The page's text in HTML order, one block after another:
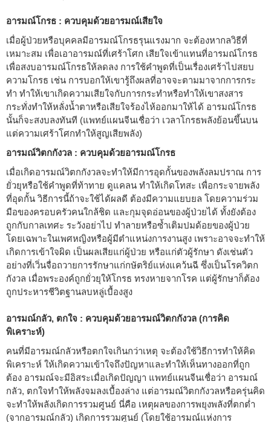
อารมณ์โกรธ : ควบคุมด้วยอารมณ์เสียใจ
เมื่อผู้ป่วยหรือบุคคลมีอารมณ์โกรธรุนแรงมาก จะต้องหากลวิธีที่
เหมาะสม เพื่อเอาอารมณ์ที่เศร้าโศก เสียใจเข้าแทนที่อารมณ์โกรธ
เพื่อสงบอารมณ์โกรธให้ลดลง การใช้คำพูดที่เป็นเรื่องเศร้าไปสยบ
ความโกรธ เช่น การบอกให้เขารู้ถึงผลที่อาจจะตามมาจากการกระ
ทำ ทำให้เขาเกิดความเสียใจกับการกระทำหรือทำให้เขาสงสาร
กระทั่งทำให้หลั่งน้ำตาหรือเสียใจร้องไห้ออกมาให้ได้ อารมณ์โกรธ
นั้นก็จะสงบลงทันที (แพทย์แผนจีนเชื่อว่า เวลาโกรธพลังย้อนขึ้นบน
แต่ความเศร้าโศกทำให้สูญเสียพลัง)
อารมณ์วิตกกังวล : ควบคุมด้วยอารมณ์โกรธ
เมื่อเกิดอารมณ์วิตกกังวลจะทำให้มีการอุดกั้นของพลังลมปราณ การ
ยั่วยุหรือใช้คำพูดที่ท้าทาย ดูแคลน ทำให้เกิดโทสะ เพื่อกระจายพลัง
ที่อุดกั้น วิธีการนี้ถ้าจะใช้ได้ผลดี ต้องมีความแยบยล โดยความร่วม
มือของครอบครัวคนใกล้ชิด และกุมจุดอ่อนของผู้ป่วยได้ ทั้งยังต้อง
ถูกกับกาลเทศะ ระวังอย่าไป ทำลายหรือซ้ำเติมปมด้อยของผู้ป่วย
โดยเฉพาะในเพศหญิงหรือผู้มีตำแหน่งการงานสูง เพราะอาจจะทำให้
เกิดการเข้าใจผิด เป็นผลเสียแก่ผู้ป่วย หรือแก่ตัวผู้รักษา ดังเช่นตัว
อย่างที่เวิ่นจื่อถวายการรักษาแก่กษัตริย์แห่งแคว้นฉี ซึ่งเป็นโรควิตก
กังวล เมื่อพระองค์ถูกยั่วยุให้โกรธ ทรงหายจากโรค แต่ผู้รักษาก็ต้อง
ถูกประหารชีวิตฐานลบหลู่เบื้องสูง
อารมณ์กลัว, ตกใจ : ควบคุมด้วยอารมณ์วิตกกังวล (การคิด
พิเคราะห์)
คนที่มีอารมณ์กลัวหรือตกใจเกินกว่าเหตุ จะต้องใช้วิธีการทำให้คิด
พิเคราะห์ ให้เกิดความเข้าใจถึงปัญหาและทำให้เห็นทางออกที่ถูก
ต้อง อารมณ์จะมีอิสระเมื่อเกิดปัญญา แพทย์แผนจีนเชื่อว่า อารมณ์
กลัว, ตกใจทำให้พลังจมลงเบื้องล่าง แต่อารมณ์วิตกกังวลหรือครุ่นคิด
จะทำให้พลังเกิดการรวมศูนย์ นี่คือ เหตุผลของการพยุงพลังที่ตกต่ำ
(จากอารมณ์กลัว) เกิดการรวมศูนย์ (โดยใช้อารมณ์แห่งการ